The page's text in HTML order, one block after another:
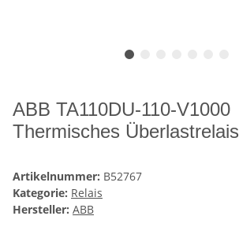
ABB TA110DU-110-V1000
Thermisches Überlastrelais
Artikelnummer: B52767
Kategorie: Relais
Hersteller: ABB